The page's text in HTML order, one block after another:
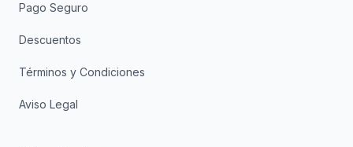
Pago Seguro
Descuentos
Términos y Condiciones
Aviso Legal